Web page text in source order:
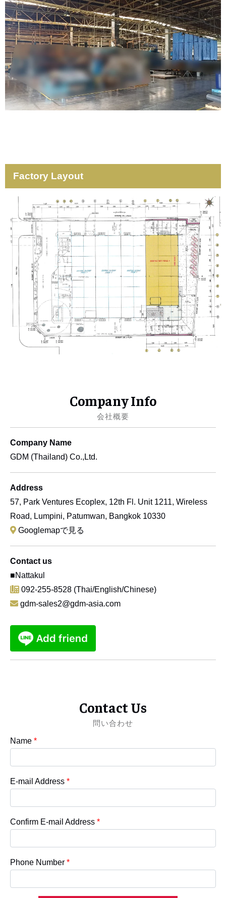
Factory Layout
Company Info
会社概要
Company Name
GDM (Thailand) Co.,Ltd.
Address
57, Park Ventures Ecoplex, 12th Fl. Unit 1211, Wireless
Road, Lumpini, Patumwan, Bangkok 10330
Googlemapで見る
Contact us
■Nattakul
092-255-8528 (Thai/English/Chinese)
gdm-sales2@gdm-asia.com
Contact Us
問い合わせ
Name *
E-mail Address *
Confirm E-mail Address *
Phone Number *